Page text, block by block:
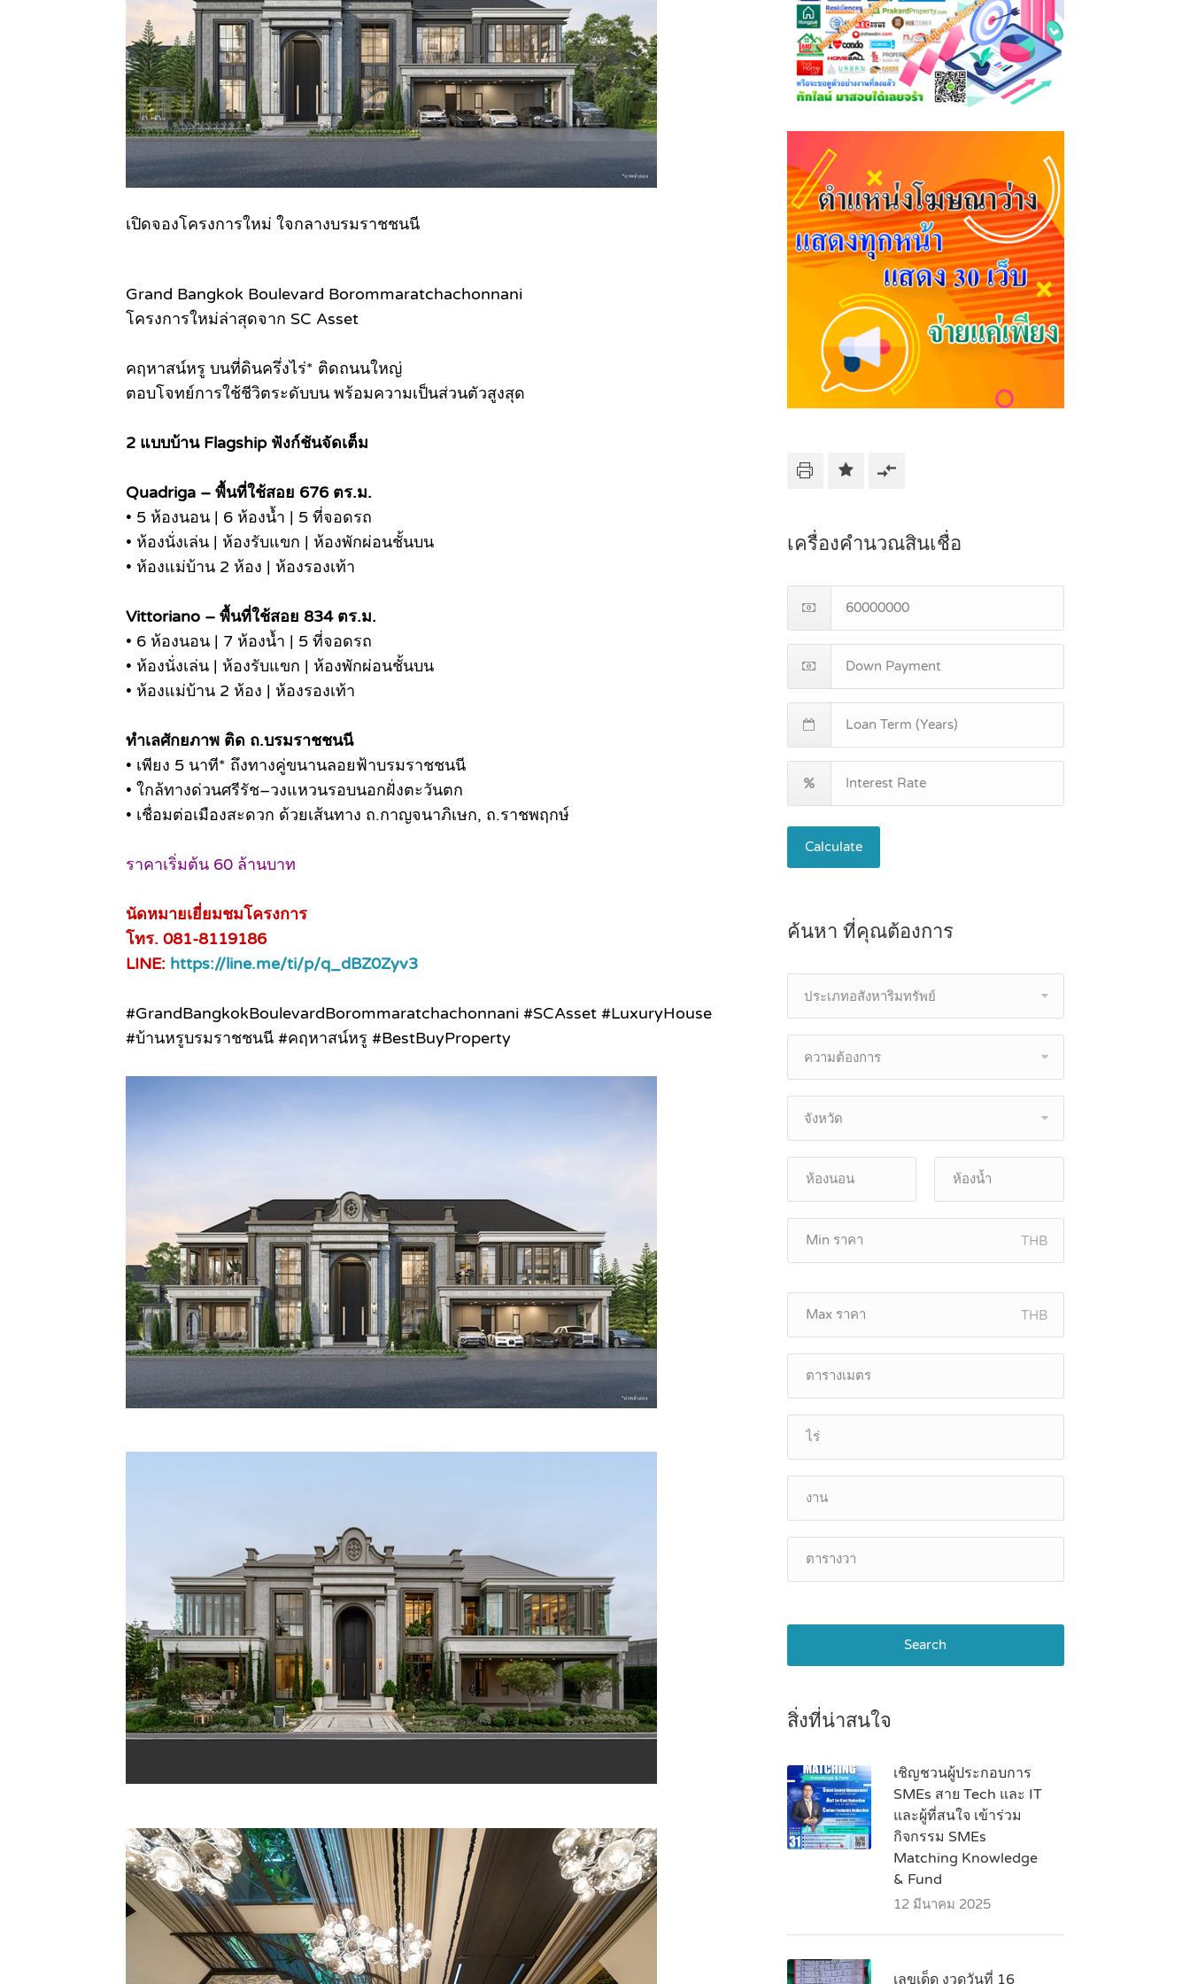
เปิดจองโครงการใหม่ ใจกลางบรมราชชนนี
Grand Bangkok Boulevard Borommaratchachonnani
โครงการใหม่ล่าสุดจาก SC Asset
คฤหาสน์หรู บนที่ดินครึ่งไร่* ติดถนนใหญ่
ตอบโจทย์การใช้ชีวิตระดับบน พร้อมความเป็นส่วนตัวสูงสุด
2 แบบบ้าน Flagship ฟังก์ชันจัดเต็ม
Quadriga – พื้นที่ใช้สอย 676 ตร.ม.
• 5 ห้องนอน | 6 ห้องน้ำ | 5 ที่จอดรถ
• ห้องนั่งเล่น | ห้องรับแขก | ห้องพักผ่อนชั้นบน
• ห้องแม่บ้าน 2 ห้อง | ห้องรองเท้า
Vittoriano – พื้นที่ใช้สอย 834 ตร.ม.
• 6 ห้องนอน | 7 ห้องน้ำ | 5 ที่จอดรถ
• ห้องนั่งเล่น | ห้องรับแขก | ห้องพักผ่อนชั้นบน
• ห้องแม่บ้าน 2 ห้อง | ห้องรองเท้า
ทำเลศักยภาพ ติด ถ.บรมราชชนนี
• เพียง 5 นาที* ถึงทางคู่ขนานลอยฟ้าบรมราชชนนี
• ใกล้ทางด่วนศรีรัช–วงแหวนรอบนอกฝั่งตะวันตก
• เชื่อมต่อเมืองสะดวก ด้วยเส้นทาง ถ.กาญจนาภิเษก, ถ.ราชพฤกษ์
ราคาเริ่มต้น 60 ล้านบาท
นัดหมายเยี่ยมชมโครงการ
โทร. 081-8119186
LINE: https://line.me/ti/p/q_dBZ0Zyv3
#GrandBangkokBoulevardBorommaratchachonnani #SCAsset #LuxuryHouse
#บ้านหรูบรมราชชนนี #คฤหาสน์หรู #BestBuyProperty
เครื่องคำนวณสินเชื่อ
Calculate
ค้นหา ที่คุณต้องการ
ประเภทอสังหาริมทรัพย์
ความต้องการ
จังหวัด
THB
THB
Search
สิ่งที่น่าสนใจ
เชิญชวนผู้ประกอบการ
SMEs สาย Tech และ IT
และผู้ที่สนใจ เข้าร่วม
กิจกรรม SMEs
Matching Knowledge
& Fund
12 มีนาคม 2025
เลขเด็ด งวดวันที่ 16